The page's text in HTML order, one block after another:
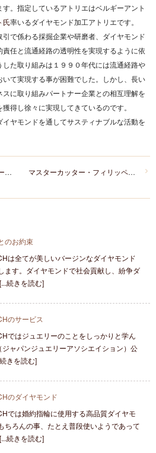
。指定しているアトリエはベルギーアント
氏率いるダイヤモンド加工アトリエです。
で係わる採掘企業や研磨者、ダイヤモンド
任と流通経路の透明性を実現するように依
た取り組みは１９９０年代には流通経路や
て実現する事が困難でした。しかし、長い
に取り組みパートナー企業との相互理解を
得し徐々に実現してきているのです。
ヤモンドを通してサスティナブルな活動を
マスターカッター・フィリッペンス・ベルト（Phillippens Herbert）
のお約束
は全てが美しいバージンなダイヤモンド
ます。ダイヤモンドで社会貢献し、紛争ダ
続きを読む]
のサービス
ではジュエリーのことをしっかりと学ん
ジャパンジュエリーアソシエイション）公
きを読む]
のダイヤモンド
では婚約指輪に使用する高品質ダイヤモ
ちろんの事、たとえ普段使いようであって
続きを読む]